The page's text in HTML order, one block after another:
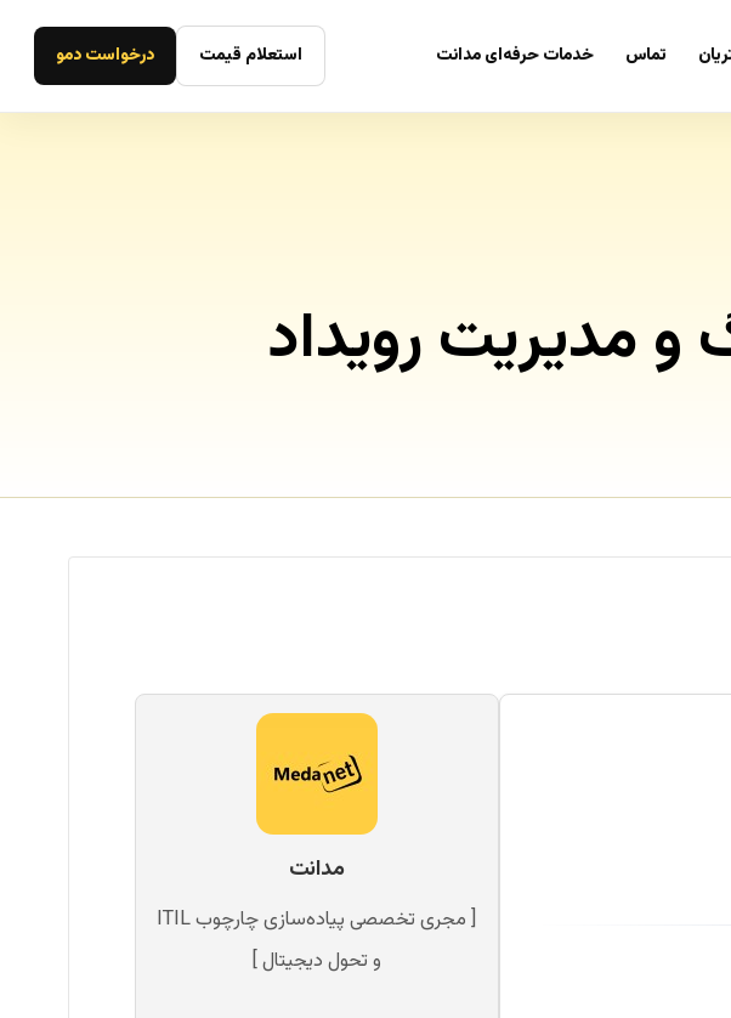
تماس خدمات حرفه‌ای مدانت استعلام قیمت درخواست دمو
و مدیریت رویداد
مدانت
[ مجری تخصصی پیاده‌سازی چارچوب ITIL
و تحول دیجیتال ]